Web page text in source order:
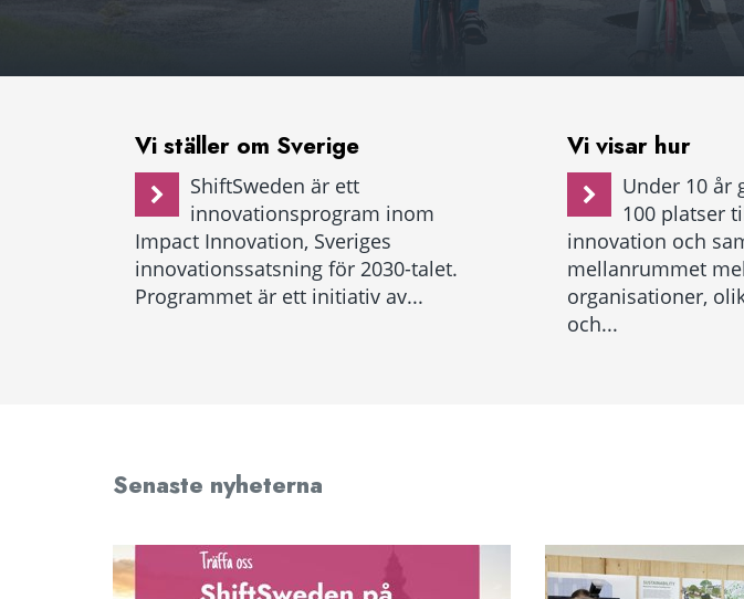
Vi ställer om Sverige
ShiftSweden är ett
innovationsprogram inom
Impact Innovation, Sveriges
innovationssatsning för 2030-talet.
Programmet är ett initiativ av...
Vi visar hur
Under 10 år
100 platser
innovation och
mellanrummet
organisationer,
och...
Senaste nyheterna